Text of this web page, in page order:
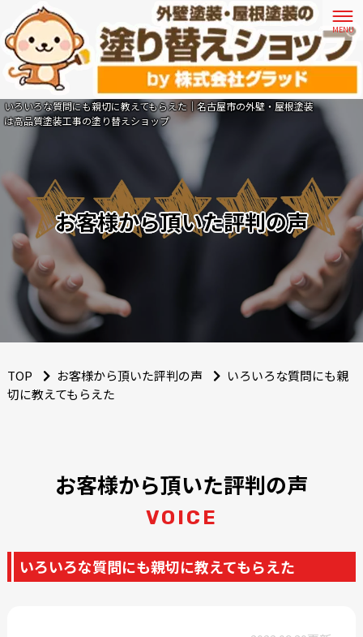
いろいろな質問にも親切に教えてもらえた｜名古屋市の外壁・屋根塗装
は高品質塗装工事の塗り替えショップ
お客様から頂いた評判の声
TOP お客様から頂いた評判の声
いろいろな質問にも親
切に教えてもらえた
お客様から頂いた評判の声
VOICE
いろいろな質問にも親切に教えてもらえた